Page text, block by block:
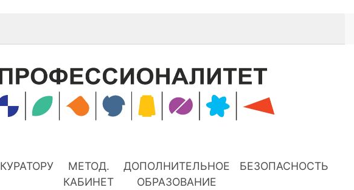
КУРАТОРУ
МЕТОД.
КАБИНЕТ
ДОПОЛНИТЕЛЬНОЕ
ОБРАЗОВАНИЕ
БЕЗОПАСНОСТЬ